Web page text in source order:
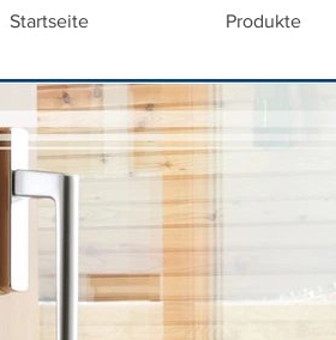
Startseite Produkte